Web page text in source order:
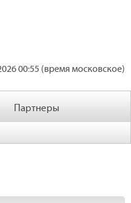
00:55 (время московское)
Партнеры